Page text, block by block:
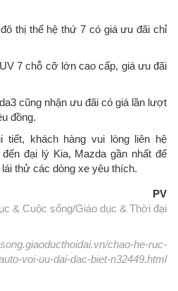
thị thế hệ thứ 7 có giá ưu đãi chỉ
7 chỗ cỡ lớn cao cấp, giá ưu đãi
cũng nhận ưu đãi có giá lần lượt
đồng.
tiết, khách hàng vui lòng liên hệ
đại lý Kia, Mazda gần nhất để
thử các dòng xe yêu thích.
PV
& Cuộc sống/Giáo dục & Thời đại
chao-he-ruc-
voi-uu-dai-dac-biet-n32449.html